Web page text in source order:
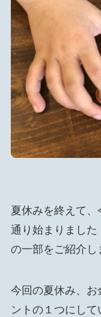
夏休みを終えて
通り始まりまし
の一部をご紹介し
今回の夏休み、お
ントの１つにして